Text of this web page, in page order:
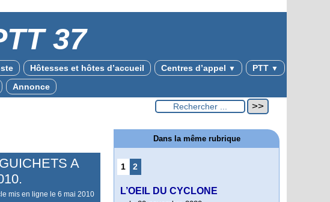
37
Hôtesses et hôtes d’accueil Centres d’appel ▼ PTT ▼
Annonce
A
mis en ligne le 6 mai 2010
Dans la même rubrique
1 2
L’OEIL DU CYCLONE